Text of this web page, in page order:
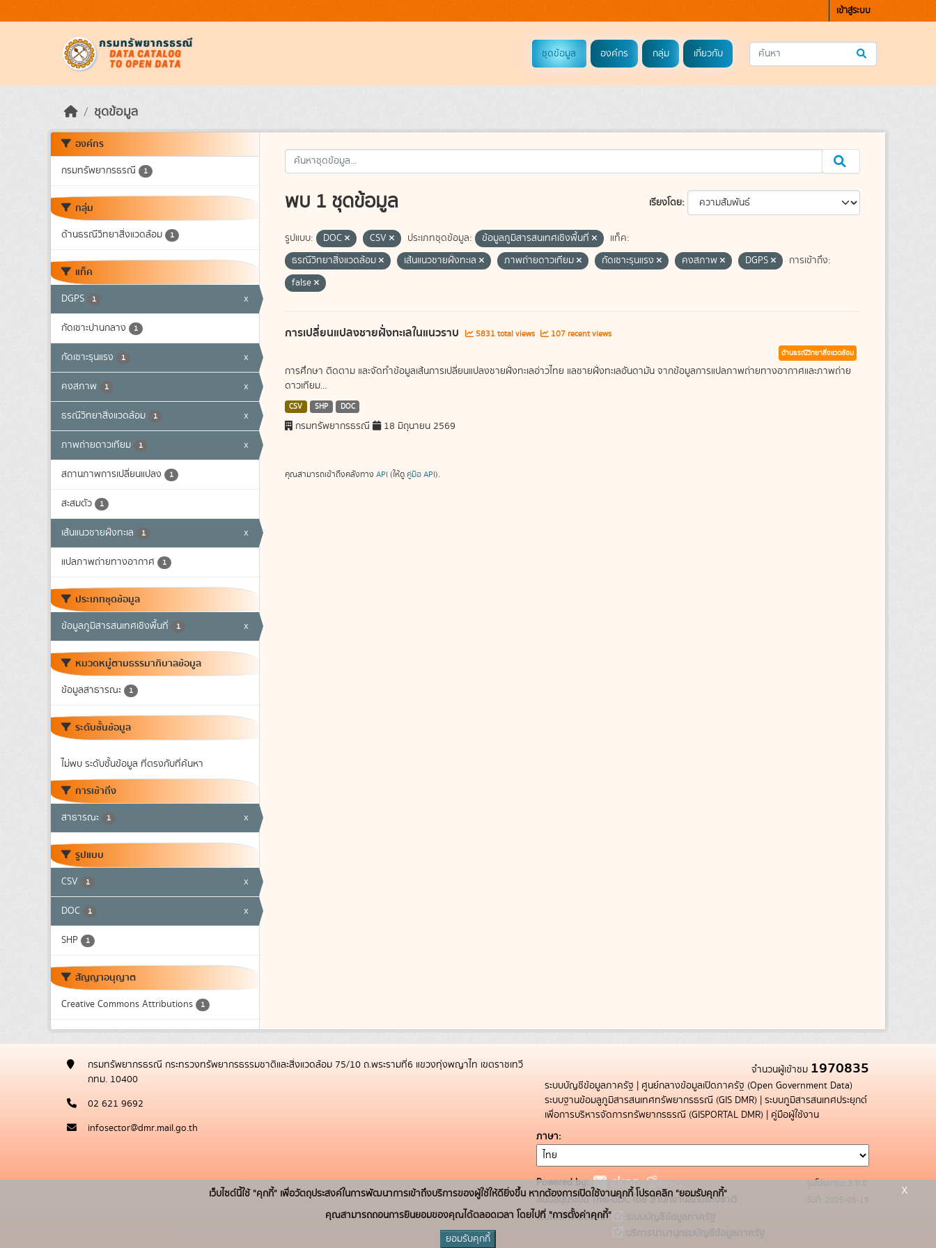
เข้าสู่ระบบ
ชุดข้อมูล องค์กร กลุ่ม เกี่ยวกับ
ชุดข้อมูล
องค์กร
กรมทรัพยากรธรณี 1
กลุ่ม
ด้านธรณีวิทยาสิ่งแวดล้อม 1
แท็ค
DGPS 1 x
กัดเซาะปานกลาง 1
กัดเซาะรุนแรง 1 x
คงสภาพ 1 x
ธรณีวิทยาสิ่งแวดล้อม 1 x
ภาพถ่ายดาวเทียม 1 x
สถานภาพการเปลี่ยนแปลง 1
สะสมตัว 1
เส้นแนวชายฝั่งทะเล 1 x
แปลภาพถ่ายทางอากาศ 1
ประเภทชุดข้อมูล
ข้อมูลภูมิสารสนเทศเชิงพื้นที่ 1 x
หมวดหมู่ตามธรรมาภิบาลข้อมูล
ข้อมูลสาธารณะ 1
ระดับชั้นข้อมูล
ไม่พบ ระดับชั้นข้อมูล ที่ตรงกับที่ค้นหา
การเข้าถึง
สาธารณะ 1 x
รูปแบบ
CSV 1 x
DOC 1 x
SHP 1
สัญญาอนุญาต
Creative Commons Attributions 1
เรียงโดย
พบ 1 ชุดข้อมูล
รูปแบบ: DOC CSV ประเภทชุดข้อมูล: ข้อมูลภูมิสารสนเทศเชิงพื้นที่
แท็ค:
ธรณีวิทยาสิ่งแวดล้อม
เส้นแนวชายฝั่งทะเล ภาพถ่ายดาวเทียม กัดเซาะรุนแรง คงสภาพ DGPS
การเข้าถึง:
false
การเปลี่ยนแปลงชายฝั่งทะเลในแนวราบ 5831 total views 107 recent views
ด้านธรณีวิทยาสิ่งแวดล้อม
การศึกษา ติดตาม และจัดทำข้อมูลเส้นการเปลี่ยนแปลงชายฝั่งทะเลอ่าวไทย แลชายฝั่งทะเลอันดามัน จากข้อมูลการแปลภาพถ่ายทางอากาศและภาพถ่าย
ดาวเทียม...
CSV SHP DOC
กรมทรัพยากรธรณี 18 มิถุนายน 2569
คุณสามารถเข้าถึงคลังทาง API (ให้ดู คู่มือ API).
กรมทรัพยากรธรณี กระทรวงทรัพยากรธรรมชาติและสิ่งแวดล้อม 75/10 ถ.พระรามที่6 แขวงทุ่งพญาไท เขตราชเทวี
กทม. 10400
02 621 9692
infosector@dmr.mail.go.th
จำนวนผู้เข้าชม 1970835
ระบบบัญชีข้อมูลภาครัฐ | ศูนย์กลางข้อมูลเปิดภาครัฐ (Open Government Data)
ระบบฐานข้อมลูภูมิสารสนเทศทรัพยากรธรณี (GIS DMR) | ระบบภูมิสารสนเทศประยุกต์
เพื่อการบริหารจัดการทรัพยากรธรณี (GISPORTAL DMR) | คู่มือผู้ใช้งาน
ภาษา
Powered by:
สนับสนุนระบบ Thai-GDC โดย สำนักงานสถิติแห่งชาติ
เว็บไซต์ที่เกี่ยวข้อง:
ระบบบัญชีข้อมูลภาครัฐ
บริการนามานุกรมบัญชีข้อมูลภาครัฐ
รุ่นโปรแกรม: 3.0.0
วันที่: 2025-05-19
เว็บไซต์นี้ใช้ "คุกกี้" เพื่อวัตถุประสงค์ในการพัฒนาการเข้าถึงบริการของผู้ใช้ให้ดียิ่งขึ้น หากต้องการเปิดใช้งานคุกกี้ โปรดคลิก "ยอมรับคุกกี้"
คุณสามารถถอนการยินยอมของคุณได้ตลอดเวลา โดยไปที่ "การตั้งค่าคุกกี้"
ยอมรับคุกกี้
x